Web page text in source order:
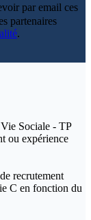
par email ces
partenaires
.
Sociale - TP
ou expérience
recrutement
C en fonction du